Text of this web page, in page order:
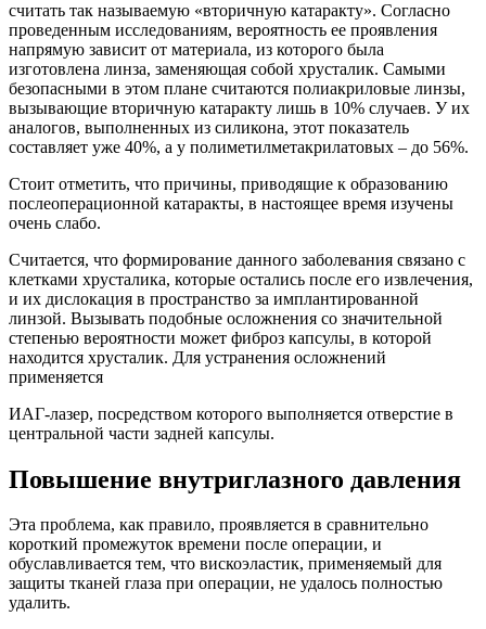
считать так называемую «вторичную катаракту». Согласно
проведенным исследованиям, вероятность ее проявления
напрямую зависит от материала, из которого была
изготовлена линза, заменяющая собой хрусталик. Самыми
безопасными в этом плане считаются полиакриловые линзы,
вызывающие вторичную катаракту лишь в 10% случаев. У их
аналогов, выполненных из силикона, этот показатель
составляет уже 40%, а у полиметилметакрилатовых – до 56%.
Стоит отметить, что причины, приводящие к образованию
послеоперационной катаракты, в настоящее время изучены
очень слабо.
Считается, что формирование данного заболевания связано с
клетками хрусталика, которые остались после его извлечения,
и их дислокация в пространство за имплантированной
линзой. Вызывать подобные осложнения со значительной
степенью вероятности может фиброз капсулы, в которой
находится хрусталик. Для устранения осложнений
применяется
ИАГ-лазер, посредством которого выполняется отверстие в
центральной части задней капсулы.
Повышение внутриглазного давления
Эта проблема, как правило, проявляется в сравнительно
короткий промежуток времени после операции, и
обуславливается тем, что вискоэластик, применяемый для
защиты тканей глаза при операции, не удалось полностью
удалить.